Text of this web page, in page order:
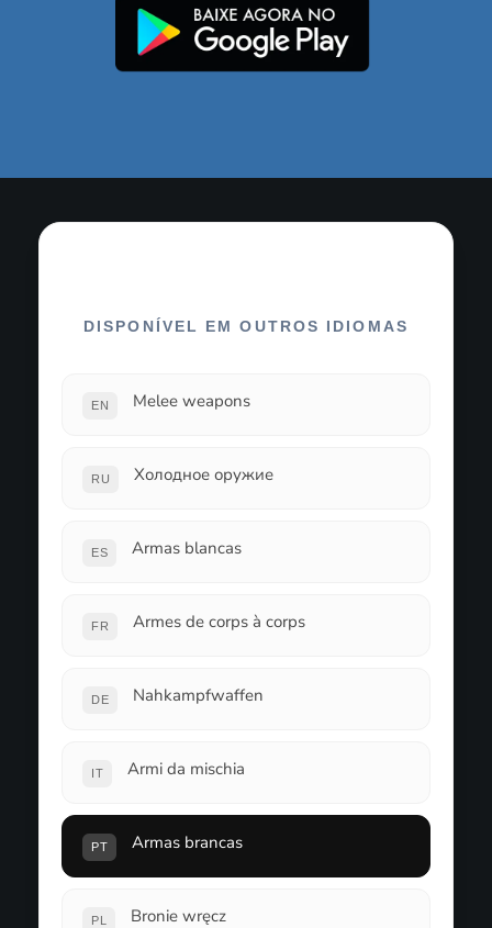
DISPONÍVEL EM OUTROS IDIOMAS
EN Melee weapons
RU Холодное оружие
ES Armas blancas
FR Armes de corps à corps
DE Nahkampfwaffen
IT Armi da mischia
PT Armas brancas
PL Bronie wręcz